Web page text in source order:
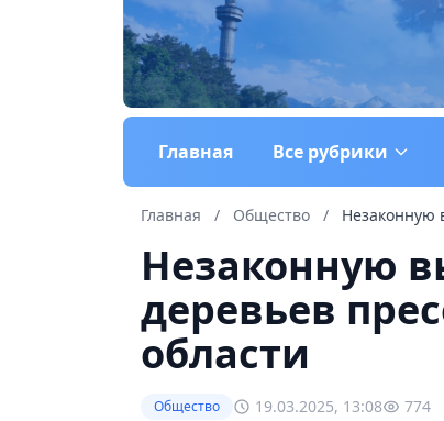
Главная Все рубрики
Главная / Общество / Незаконную
Незаконную
деревьев
области
Общество 19.03.2025, 13:08 774